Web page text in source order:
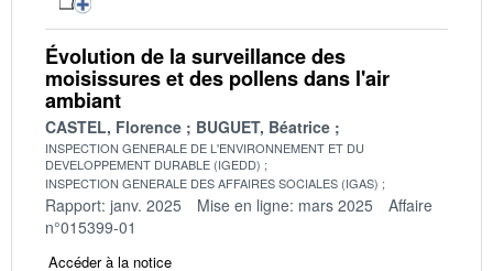
Évolution de la surveillance des
moisissures et des pollens dans l'air
ambiant
CASTEL, Florence BUGUET, Béatrice
INSPECTION GENERALE DE L'ENVIRONNEMENT ET DU
DEVELOPPEMENT DURABLE (IGEDD)
INSPECTION GENERALE DES AFFAIRES SOCIALES (IGAS)
Rapport: janv. 2025 Mise en ligne: mars 2025
Affaire
n°015399-01
Accéder à la notice